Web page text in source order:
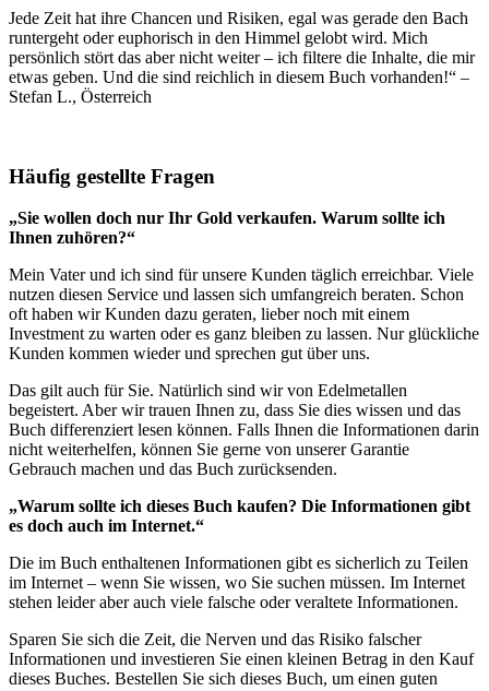
Jede Zeit hat ihre Chancen und Risiken, egal was gerade den Bach
runtergeht oder euphorisch in den Himmel gelobt wird. Mich
persönlich stört das aber nicht weiter – ich filtere die Inhalte, die mir
etwas geben. Und die sind reichlich in diesem Buch vorhanden!“ –
Stefan L., Österreich
Häufig gestellte Fragen
„Sie wollen doch nur Ihr Gold verkaufen. Warum sollte ich
Ihnen zuhören?“
Mein Vater und ich sind für unsere Kunden täglich erreichbar. Viele
nutzen diesen Service und lassen sich umfangreich beraten. Schon
oft haben wir Kunden dazu geraten, lieber noch mit einem
Investment zu warten oder es ganz bleiben zu lassen. Nur glückliche
Kunden kommen wieder und sprechen gut über uns.
Das gilt auch für Sie. Natürlich sind wir von Edelmetallen
begeistert. Aber wir trauen Ihnen zu, dass Sie dies wissen und das
Buch differenziert lesen können. Falls Ihnen die Informationen darin
nicht weiterhelfen, können Sie gerne von unserer Garantie
Gebrauch machen und das Buch zurücksenden.
„Warum sollte ich dieses Buch kaufen? Die Informationen gibt
es doch auch im Internet.“
Die im Buch enthaltenen Informationen gibt es sicherlich zu Teilen
im Internet – wenn Sie wissen, wo Sie suchen müssen. Im Internet
stehen leider aber auch viele falsche oder veraltete Informationen.
Sparen Sie sich die Zeit, die Nerven und das Risiko falscher
Informationen und investieren Sie einen kleinen Betrag in den Kauf
dieses Buches. Bestellen Sie sich dieses Buch, um einen guten